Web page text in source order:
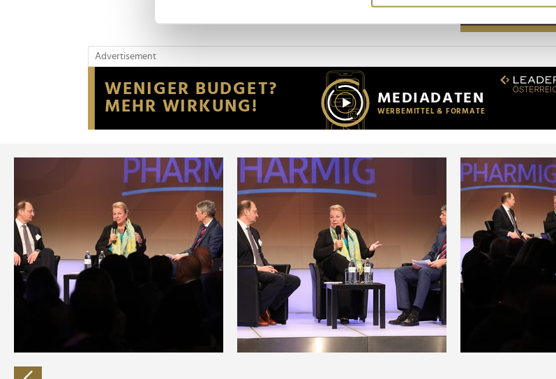
Wir verwenden Cookies, um Inhalte und Anzeigen zu personalisieren,
Website an unsere Partner für soziale Medien, Werbung und Analysen weiter.
möglicherweise mit weiteren Daten zusammen, die Sie ihnen bereitgestellt
der Dienste gesammelt haben.
Advertisement